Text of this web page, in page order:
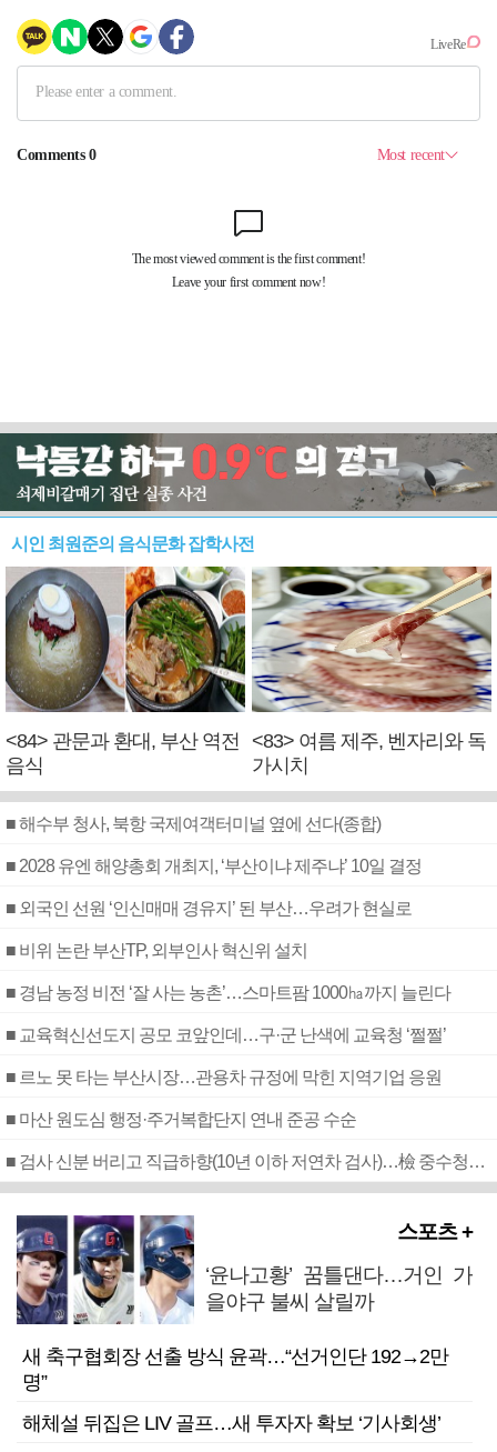
시인 최원준의 음식문화 잡학사전
<84> 관문과 환대, 부산 역전
음식
<83> 여름 제주, 벤자리와 독
가시치
■ 해수부 청사, 북항 국제여객터미널 옆에 선다(종합)
■ 2028 유엔 해양총회 개최지, ‘부산이냐 제주냐’ 10일 결정
■ 외국인 선원 ‘인신매매 경유지’ 된 부산…우려가 현실로
■ 비위 논란 부산TP, 외부인사 혁신위 설치
■ 경남 농정 비전 ‘잘 사는 농촌’…스마트팜 1000㏊까지 늘린다
■ 교육혁신선도지 공모 코앞인데…구·군 난색에 교육청 ‘쩔쩔’
■ 르노 못 타는 부산시장…관용차 규정에 막힌 지역기업 응원
■ 마산 원도심 행정·주거복합단지 연내 준공 수순
■ 검사 신분 버리고 직급하향(10년 이하 저연차 검사)…檢 중수청행 기피
스포츠 +
‘윤나고황’ 꿈틀댄다…거인 가
을야구 불씨 살릴까
새 축구협회장 선출 방식 윤곽…“선거인단 192→2만
명”
해체설 뒤집은 LIV 골프…새 투자자 확보 ‘기사회생’